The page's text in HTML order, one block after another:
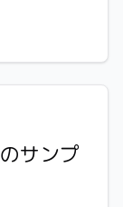
サンプ